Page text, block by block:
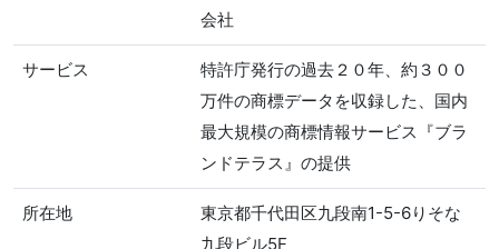
会社
サービス
特許庁発行の過去２０年、約３００
万件の商標データを収録した、国内
最大規模の商標情報サービス『ブラ
ンドテラス』の提供
所在地
東京都千代田区九段南1-5-6りそな
九段ビル5F